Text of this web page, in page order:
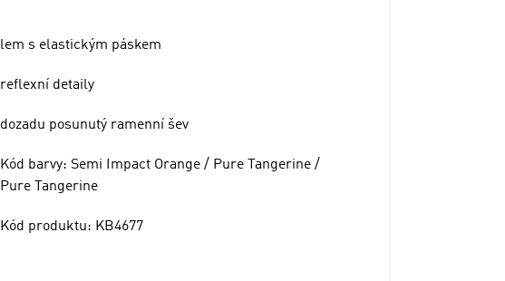
lem s elastickým páskem
reflexní detaily
dozadu posunutý ramenní šev
Kód barvy: Semi Impact Orange / Pure Tangerine /
Pure Tangerine
Kód produktu: KB4677